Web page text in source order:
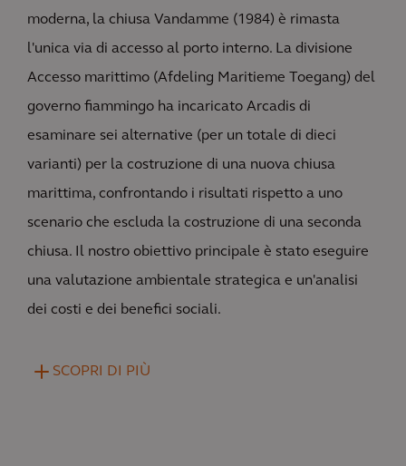
moderna, la chiusa Vandamme (1984) è rimasta
l'unica via di accesso al porto interno. La divisione
Accesso marittimo (Afdeling Maritieme Toegang) del
governo fiammingo ha incaricato Arcadis di
esaminare sei alternative (per un totale di dieci
varianti) per la costruzione di una nuova chiusa
marittima, confrontando i risultati rispetto a uno
scenario che escluda la costruzione di una seconda
chiusa. Il nostro obiettivo principale è stato eseguire
una valutazione ambientale strategica e un'analisi
dei costi e dei benefici sociali.
SCOPRI DI PIÙ